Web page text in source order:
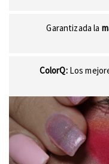
Garantizada la
ColorQ:Los